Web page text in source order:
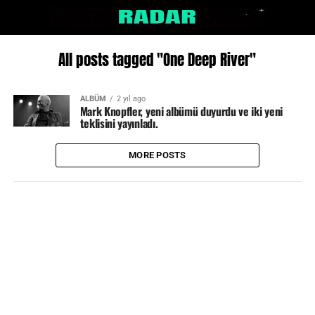
All posts tagged "One Deep River"
ALBÜM 2 yıl ago
Mark Knopfler, yeni albümü duyurdu ve iki yeni
teklisini yayınladı.
MORE POSTS